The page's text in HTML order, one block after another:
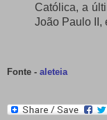
Católica, a
João Paulo II,
Fonte - aleteia